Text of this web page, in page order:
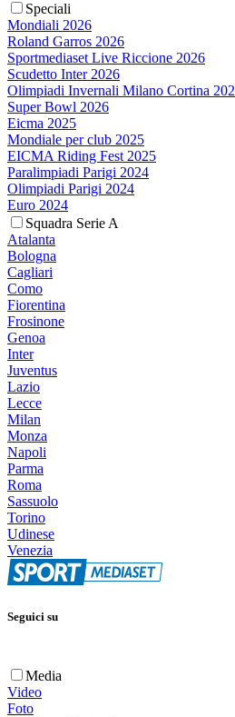
Speciali
Mondiali 2026
Roland Garros 2026
Sportmediaset Live Riccione 2026
Scudetto Inter 2026
Olimpiadi Invernali Milano Cortina
Super Bowl 2026
Eicma 2025
Mondiale per club 2025
EICMA Riding Fest 2025
Paralimpiadi Parigi 2024
Olimpiadi Parigi 2024
Euro 2024
Squadra Serie A
Atalanta
Bologna
Cagliari
Como
Fiorentina
Frosinone
Genoa
Inter
Juventus
Lazio
Lecce
Milan
Monza
Napoli
Parma
Roma
Sassuolo
Torino
Udinese
Venezia
Seguici su
Media
Video
Foto